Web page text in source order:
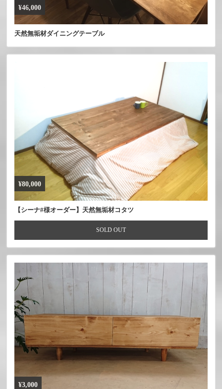
¥46,000
天然無垢材ダイニングテーブル
¥80,000
【シーナ#様オーダー】天然無垢材コタツ
SOLD OUT
¥3,000